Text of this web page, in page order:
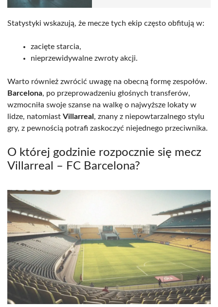
Statystyki wskazują, że mecze tych ekip często obfitują w:
zacięte starcia,
nieprzewidywalne zwroty akcji.
Warto również zwrócić uwagę na obecną formę zespołów.
Barcelona, po przeprowadzeniu głośnych transferów,
wzmocniła swoje szanse na walkę o najwyższe lokaty w
lidze, natomiast Villarreal , znany z niepowtarzalnego stylu
gry, z pewnością potrafi zaskoczyć niejednego przeciwnika.
O której godzinie rozpocznie się mecz
Villarreal – FC Barcelona?